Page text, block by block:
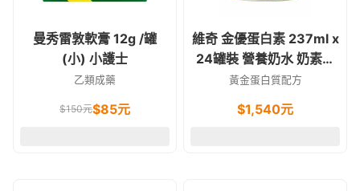
曼秀雷敦軟膏 12g /罐
(小) 小護士
乙類成藥
$150元$85元
維奇 金優蛋白素 237ml x
24罐裝 營養奶水 奶素食
可
黃金蛋白質配方
$1,540元